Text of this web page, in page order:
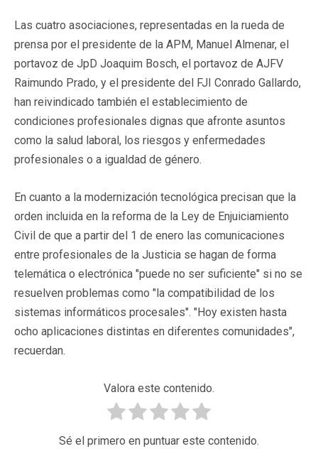
Las cuatro asociaciones, representadas en la rueda de
prensa por el presidente de la APM, Manuel Almenar, el
portavoz de JpD Joaquim Bosch, el portavoz de AJFV
Raimundo Prado, y el presidente del FJI Conrado Gallardo,
han reivindicado también el establecimiento de
condiciones profesionales dignas que afronte asuntos
como la salud laboral, los riesgos y enfermedades
profesionales o a igualdad de género.
En cuanto a la modernización tecnológica precisan que la
orden incluida en la reforma de la Ley de Enjuiciamiento
Civil de que a partir del 1 de enero las comunicaciones
entre profesionales de la Justicia se hagan de forma
telemática o electrónica "puede no ser suficiente" si no se
resuelven problemas como "la compatibilidad de los
sistemas informáticos procesales". "Hoy existen hasta
ocho aplicaciones distintas en diferentes comunidades",
recuerdan.
Valora este contenido.
Sé el primero en puntuar este contenido.